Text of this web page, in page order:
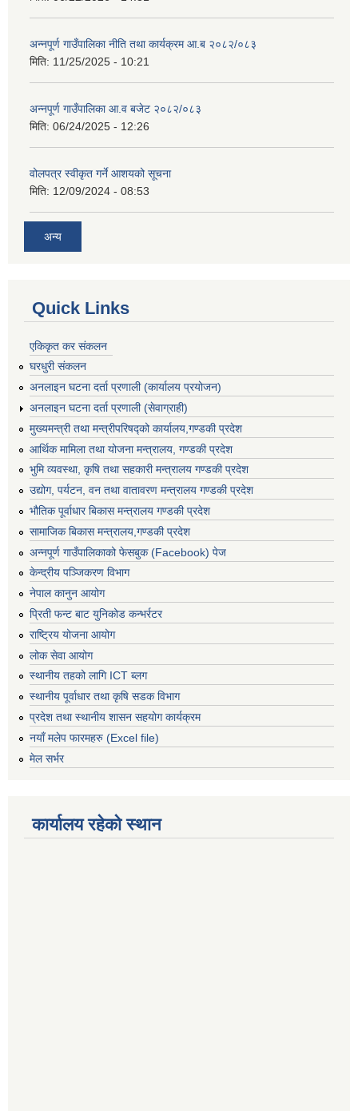
अन्नपूर्ण गाउँपालिका नीति तथा कार्यक्रम आ.ब २०८२/०८३
मिति: 11/25/2025 - 10:21
अन्नपूर्ण गाउँपालिका आ.व बजेट २०८२/०८३
मिति: 06/24/2025 - 12:26
वोलपत्र स्वीकृत गर्ने आशयको सूचना
मिति: 12/09/2024 - 08:53
अन्य
Quick Links
एकिकृत कर संकलन
घरधुरी संकलन
अनलाइन घटना दर्ता प्रणाली (कार्यालय प्रयोजन)
अनलाइन घटना दर्ता प्रणाली (सेवाग्राही)
मुख्यमन्त्री तथा मन्त्रीपरिषद्को कार्यालय,गण्डकी प्रदेश
आर्थिक मामिला तथा योजना मन्त्रालय, गण्डकी प्रदेश
भुमि व्यवस्था, कृषि तथा सहकारी मन्त्रालय गण्डकी प्रदेश
उद्योग, पर्यटन, वन तथा वातावरण मन्त्रालय गण्डकी प्रदेश
भौतिक पूर्वाधार बिकास मन्त्रालय गण्डकी प्रदेश
सामाजिक बिकास मन्त्रालय,गण्डकी प्रदेश
अन्नपूर्ण गाउँपालिकाको फेसबुक (Facebook) पेज
केन्द्रीय पञ्जिकरण विभाग
नेपाल कानुन आयोग
प्रिती फन्ट बाट युनिकोड कन्भर्रटर
राष्ट्रिय योजना आयोग
लोक सेवा आयोग
स्थानीय तहको लागि ICT ब्लग
स्थानीय पूर्वाधार तथा कृषि सडक विभाग
प्रदेश तथा स्थानीय शासन सहयोग कार्यक्रम
नयाँ मलेप फारमहरु (Excel file)
मेल सर्भर
कार्यालय रहेको स्थान